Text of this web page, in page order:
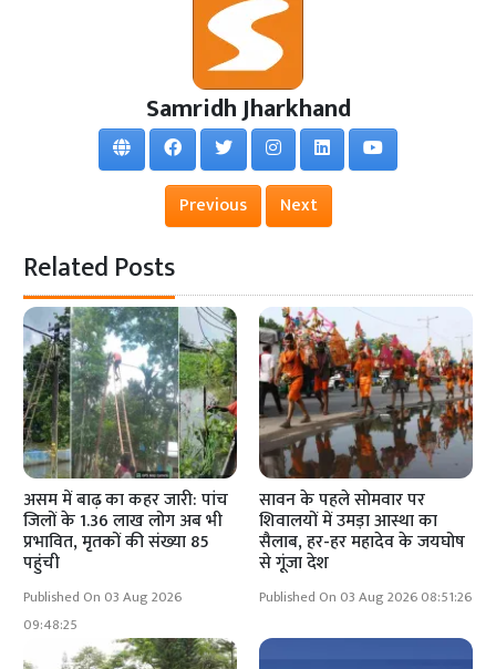
Samridh Jharkhand
Previous Next
Related Posts
असम में बाढ़ का कहर जारी: पांच
जिलों के 1.36 लाख लोग अब भी
प्रभावित, मृतकों की संख्या 85
पहुंची
Published On 03 Aug 2026
09:48:25
सावन के पहले सोमवार पर
शिवालयों में उमड़ा आस्था का
सैलाब, हर-हर महादेव के जयघोष
से गूंजा देश
Published On 03 Aug 2026 08:51:26